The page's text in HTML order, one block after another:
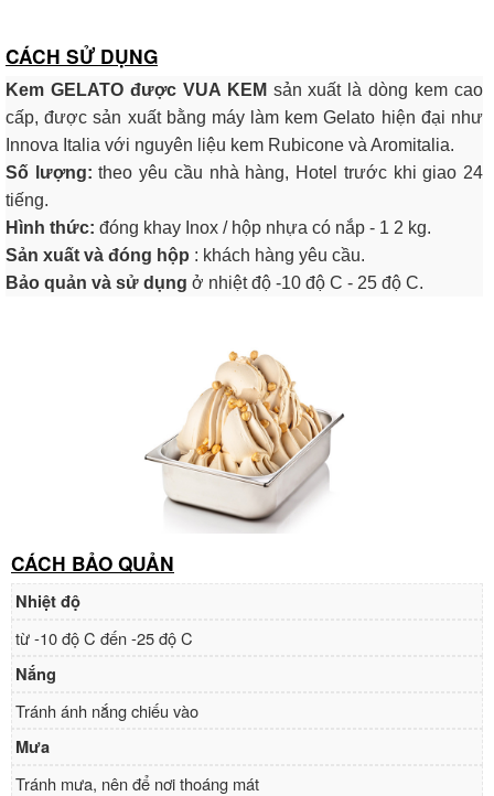
CÁCH SỬ DỤNG
Kem GELATO được VUA KEM sản xuất là dòng kem cao
cấp, được sản xuất bằng máy làm kem Gelato hiện đại như
Innova Italia với nguyên liệu kem Rubicone và Aromitalia.
Số lượng:theo yêu cầu nhà hàng, Hotel trước khi giao 24
tiếng.
Hình thức: đóng khay Inox / hộp nhựa có nắp - 1 2 kg.
Sản xuất và đóng hộp : khách hàng yêu cầu.
Bảo quản và sử dụng ở nhiệt độ -10 độ C - 25 độ C.
CÁCH BẢO QUẢN
Nhiệt độ
từ -10 độ C đến -25 độ C
Nắng
Tránh ánh nắng chiếu vào
Mưa
Tránh mưa, nên để nơi thoáng mát